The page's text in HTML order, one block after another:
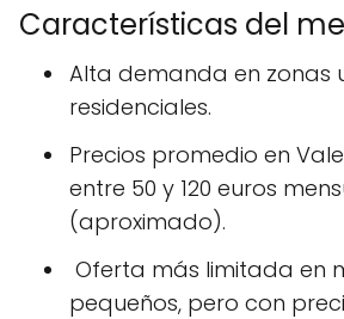
Características del
Alta demanda en zonas
residenciales.
Precios promedio en
entre 50 y 120 euros
(aproximado).
Oferta más limitada en
pequeños, pero con